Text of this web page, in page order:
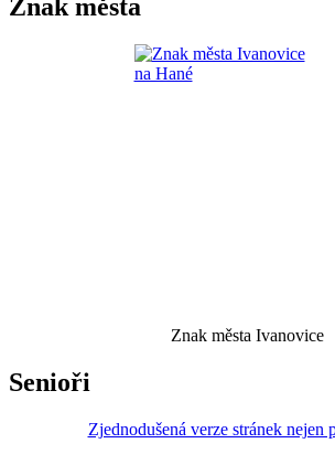
Znak města
Znak města Ivanovice
Senioři
Zjednodušená verze stránek nejen